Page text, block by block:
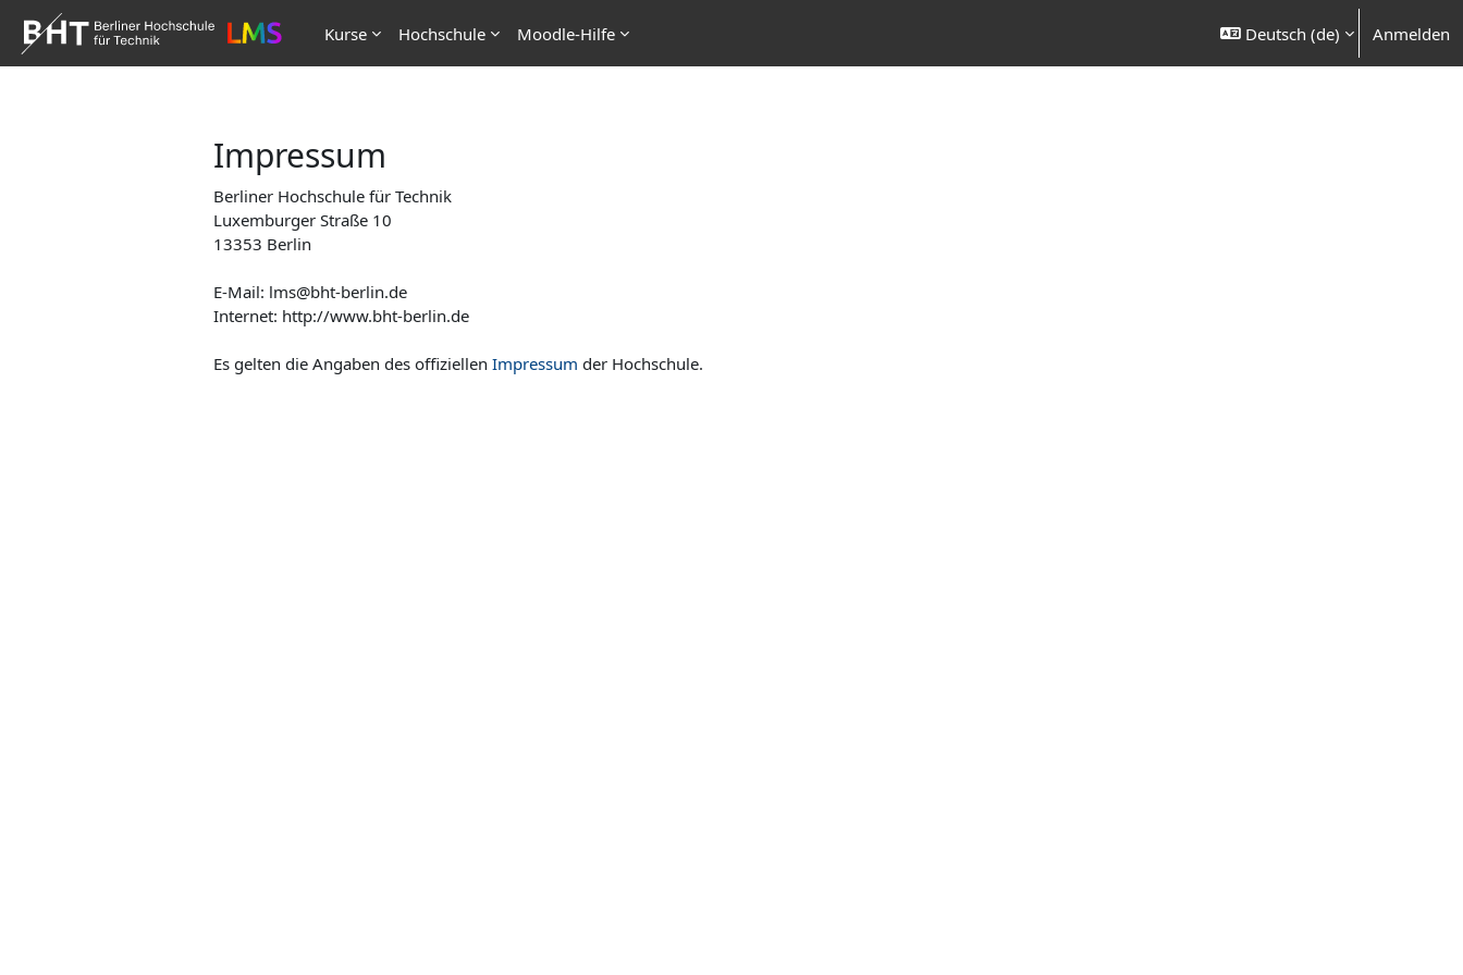
Zum Hauptinhalt
Kurse
Hochschule Moodle-Hilfe Deutsch ‎(de)‎ Anmelden
Impressum
Berliner Hochschule für Technik
Luxemburger Straße 10
13353 Berlin
E-Mail: lms@bht-berlin.de
Internet: http://www.bht-berlin.de
Es gelten die Angaben des offiziellen Impressum der Hochschule.